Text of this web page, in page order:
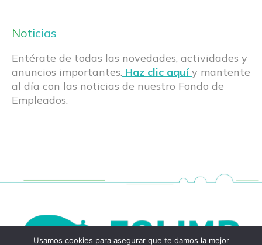
Noticias
Entérate de todas las novedades, actividades y
anuncios importantes. Haz clic aquí y mantente
al día con las noticias de nuestro Fondo de
Empleados.
Usamos cookies para asegurar que te damos la mejor